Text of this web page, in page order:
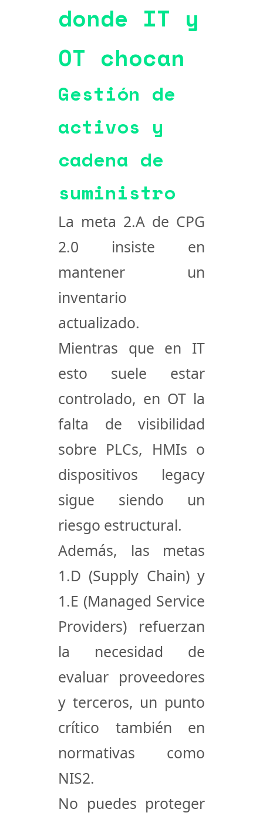
donde IT y
OT chocan
Gestión de
activos y
cadena de
suministro
La meta 2.A de CPG
2.0 insiste en
mantener un
inventario
actualizado.
Mientras que en IT
esto suele estar
controlado, en OT la
falta de visibilidad
sobre PLCs, HMIs o
dispositivos legacy
sigue siendo un
riesgo estructural.
Además, las metas
1.D (Supply Chain)y
1.E (Managed Service
Providers) refuerzan
la necesidad de
evaluar proveedores
y terceros, un punto
crítico también en
normativas como
NIS2.
No puedes proteger